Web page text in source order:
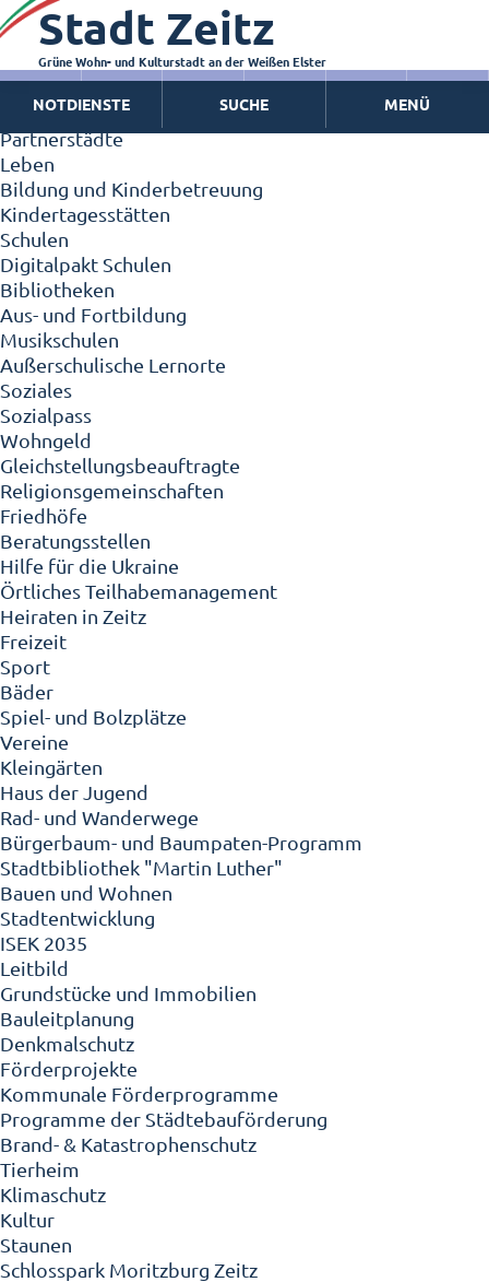
Zeitz - Die Kleinstadt
Willkommen in Zeitz!
Interview mit Oberbürgermeister Christian Thieme
Zeitz - Stadt der Zukunft
Ortschaften
Partnerstädte
Leben
Bildung und Kinderbetreuung
Kindertagesstätten
Schulen
Digitalpakt Schulen
Bibliotheken
Aus- und Fortbildung
Musikschulen
Außerschulische Lernorte
Soziales
Sozialpass
Wohngeld
Gleichstellungsbeauftragte
Religionsgemeinschaften
Friedhöfe
Beratungsstellen
Hilfe für die Ukraine
Örtliches Teilhabemanagement
Heiraten in Zeitz
Freizeit
Sport
Bäder
Spiel- und Bolzplätze
Vereine
Kleingärten
Haus der Jugend
Rad- und Wanderwege
Bürgerbaum- und Baumpaten-Programm
Stadtbibliothek "Martin Luther"
Bauen und Wohnen
Stadtentwicklung
ISEK 2035
Leitbild
Grundstücke und Immobilien
Bauleitplanung
Denkmalschutz
Förderprojekte
Kommunale Förderprogramme
Programme der Städtebauförderung
Brand- & Katastrophenschutz
Tierheim
Klimaschutz
Kultur
Staunen
Schlosspark Moritzburg Zeitz
Stadt Zeitz
Grüne Wohn- und Kulturstadt an der Weißen Elster
NOTDIENSTE SUCHE MENÜ